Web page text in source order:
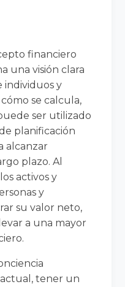
financiero
una visión clara
individuos y
se calcula,
ser utilizado
planificación
alcanzar
plazo. Al
activos y
y
su valor neto,
a una mayor
tener un